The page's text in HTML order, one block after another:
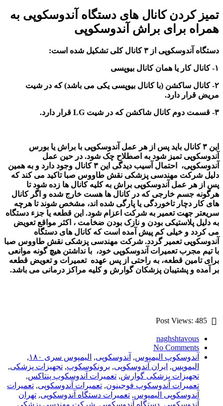
تمیز کردن کانال های دستگاه آندوسکوپی به
همراه برای براش آندوسکوپی
دستگاه آندوسکوپی از ۳ کانال کلی تشکیل شده ست:
۱- کانال کار یا همان کانال بیوپسی
۲- کانال ساکشن (با کانال بیوپسی یکی می باشد) که در شیت
مریض قرار دارد.
۳- قسمت دوم کانال شاکشن که در شیت LG قرار دارد.
این ۳ کانال باید پس از هر عمل آندوسکوپی با براش یا بورس
آندوسکوپی تمیز شود به اصطلاح چک شود. در حین عمل
آندوسکوپی، احتمال آسیب دیدگی این ۳ کانال وجود دارد و به همین
دلیل شرکت مهندسی پزشکی نقش طاووس صبا تاکید می کند که
پس از هر عمل آندوسکوپی براش به کلیه کانال ها زده شود تا
هرگونه جسم خارجی که در کانال ها هست خارج شده و اگر کانال
های کار دچار تاخوردگی یا پارگی شده اند، مشخص شوند تا هرچه
سریعتر جهت تعمیر به شرکت اعزام شود. این قطعه یا جزء دستگاه
به دلیل پلاستیکی بودن و نازک بودن ضخامت ، اکثر مواقع تعویض
می کردد و خیلی کم پیش آمده است که کانال های دستگاه
آندوسکوپی تعمیر گردد. شرکت مهندسی پزشکی نقش طاووس صبا
با تیم مجرب تعمیرات آندوسکوپی خود، با نداشتن هیچ گونه موانعی
برای تامین قطعه، به راحتی از پس عهده تعمیرات و تعویض قطعه
بر آمده و پشتیبان پزشکان گوارش و کلیه مراکز درمانی می باشد.
Post Views: 485
naghshtavous
No Comments
آندوسکوپ الیمپوس, آندوسکوپی, الیمپوس سری ۱۸۰
,
الیموپس, ایران آندوسکوپی, برونکوسکوپ, تجهیزات پزشکی,
تجهیزات پزشکی گوارش, تعمیرات آندوسکوپ پنتاکس,
تعمیرات آندوسکوپ فوجینون, تعمیرات آندوسکوپی, تعمیرات
آندوسکوپی الیمپوس, تعمیرات دستگاه آندوسکوپی, تهران
آندوسکوپی, دستگاه آندوسکوپی, شرکت مهندسی پزشکی